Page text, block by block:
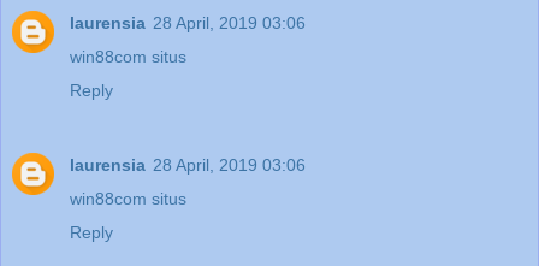
laurensia 28 April, 2019 03:06
win88com situs
Reply
laurensia 28 April, 2019 03:06
win88com situs
Reply